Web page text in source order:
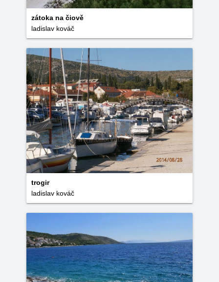
zátoka na čiově
ladislav kováč
trogir
ladislav kováč